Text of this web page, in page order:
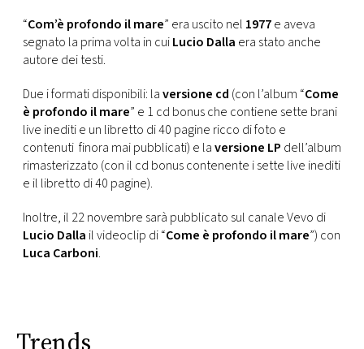
“Com’è profondo il mare” era uscito nel 1977e aveva
segnato la prima volta in cuiLucio Dalla era stato anche
autore dei testi.
Due i formati disponibili: laversione cd (con l’album “Come
è profondo il mare” e 1 cd bonus che contiene sette brani
live inediti e un libretto di 40 pagine ricco di foto e
contenuti finora mai pubblicati) e laversione LP dell’album
rimasterizzato (con il cd bonus contenente i sette live inediti
e il libretto di 40 pagine).
Inoltre, il 22 novembre sarà pubblicato sul canale Vevo di
Lucio Dalla il videoclip di “Come è profondo il mare”) con
Luca Carboni.
Trends